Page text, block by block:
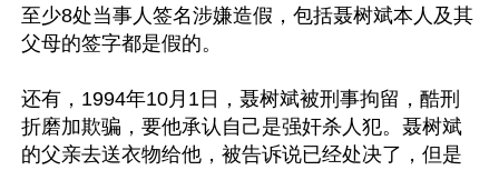
至少8处当事人签名涉嫌造假，包括聂树斌本人及其
父母的签字都是假的。
还有，1994年10月1日，聂树斌被刑事拘留，酷刑
折磨加欺骗，要他承认自己是强奸杀人犯。聂树斌
的父亲去送衣物给他，被告诉说已经处决了，但是